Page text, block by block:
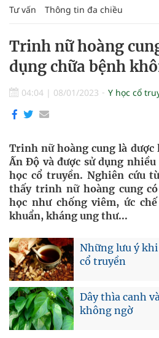
Tư vấn Thông tin đa chiều
Trinh nữ hoàng
dụng chữa bệnh
04:04 | 08/01/2023 Y học cổ
Trinh nữ hoàng cung là dược
Ấn Độ và được sử dụng
học cổ truyền. Nghiên cứu
thấy trinh nữ hoàng cung
học như chống viêm, ức
khuẩn, kháng ung thư...
Những lưu ý
cổ truyền
Dây thìa canh
không ngờ